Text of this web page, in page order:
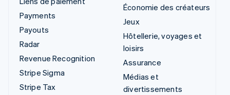
Payments
Payouts
Radar
Revenue Recognition
Stripe Sigma
Stripe Tax
Économie des créateurs
Jeux
Hôtellerie, voyages et
loisirs
Assurance
Médias et
divertissements